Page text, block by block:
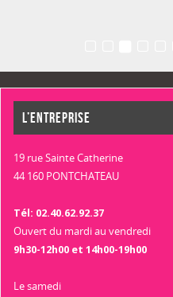
L’ENTREPRISE
19 rue Sainte Catherine
44 160 PONTCHATEAU
Tél: 02.40.62.92.37
Ouvert du mardi au vendredi
9h30-12h00 et 14h00-19h00
Le samedi